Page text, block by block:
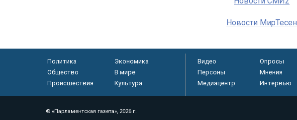
Новости МирТесен
Политика
Экономика
Общество
В мире
Происшествия
Культура
Видео Опросы
Персоны
Мнения
Медиацентр
Интервью
© «Парламентская газета», 2026 г.